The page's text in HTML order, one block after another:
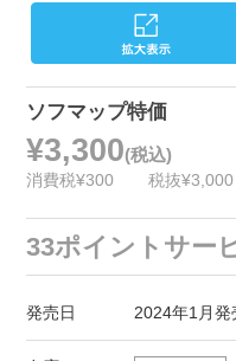
ソフマップ特価
¥3,300(税込)
消費税¥300 税抜¥3,000
33ポイントサー
発売日 2024年1月発